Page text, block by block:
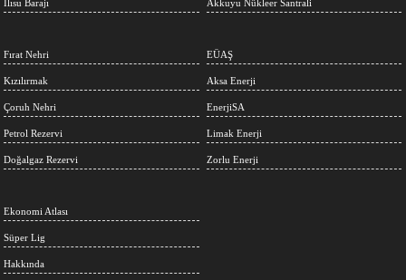
Ilısu Barajı Akkuyu Nükleer Santrali
Fırat Nehri
Kızılırmak
Çoruh Nehri
Petrol Rezervi
Doğalgaz Rezervi
EÜAŞ
Aksa Enerji
EnerjiSA
Limak Enerji
Zorlu Enerji
Ekonomi Atlası
Süper Lig
Hakkında